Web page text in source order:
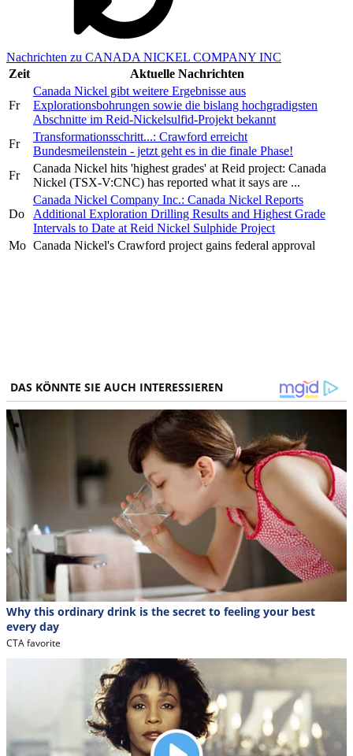
Nachrichten zu CANADA NICKEL COMPANY INC
Zeit
Aktuelle Nachrichten
Fr
Canada Nickel gibt weitere Ergebnisse aus
Explorationsbohrungen sowie die bislang hochgradigsten
Abschnitte im Reid-Nickelsulfid-Projekt bekannt
Fr
Transformationsschritt...: Crawford erreicht
Bundesmeilenstein - jetzt geht es in die finale Phase!
Fr
Canada Nickel hits 'highest grades' at Reid project: Canada
Nickel (TSX-V:CNC) has reported what it says are ...
Do
Canada Nickel Company Inc.: Canada Nickel Reports
Additional Exploration Drilling Results and Highest Grade
Intervals to Date at Reid Nickel Sulphide Project
Mo Canada Nickel's Crawford project gains federal approval